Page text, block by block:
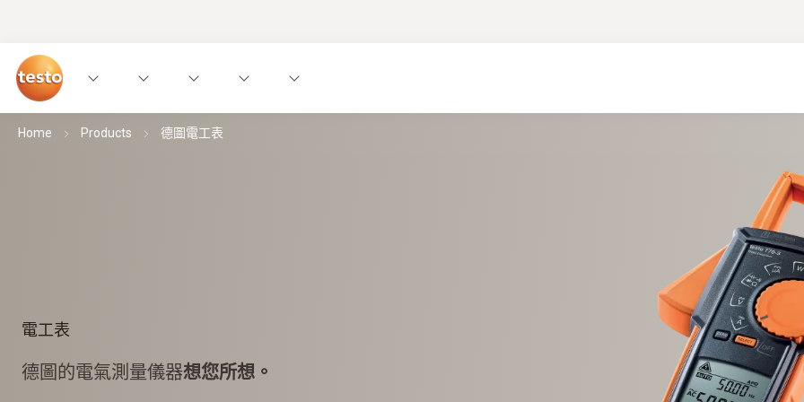
Home Products 德圖電工表
電工表
德圖的電氣測量儀器想您所想。